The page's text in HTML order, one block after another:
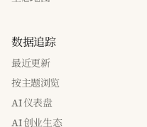
数据追踪
最近更新
按主题浏览
AI 仪表盘
AI 创业生态